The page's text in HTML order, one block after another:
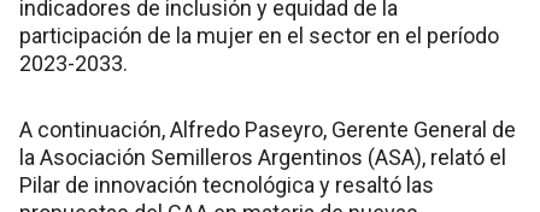
indicadores de inclusión y equidad de la
participación de la mujer en el sector en el período
2023-2033.
A continuación, Alfredo Paseyro, Gerente General de
la Asociación Semilleros Argentinos (ASA), relató el
Pilar de innovación tecnológica y resaltó las